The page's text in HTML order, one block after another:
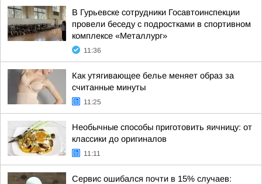
В Гурьевске сотрудники Госавтоинспекции
провели беседу с подростками в спортивном
комплексе «Металлург»
11:36
Как утягивающее белье меняет образ за
считанные минуты
11:25
Необычные способы приготовить яичницу: от
классики до оригиналов
11:11
Сервис ошибался почти в 15% случаев: